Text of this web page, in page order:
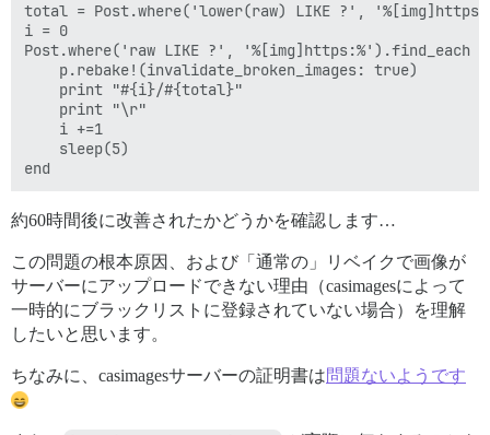
total = Post.where('lower(raw) LIKE ?',
i = 0
Post.where('raw LIKE ?', '%[img]https:%').find_each
    p.rebake!(invalidate_broken_images: true)
    print "#{i}/#{total}"
    print "\r"
    i +=1
    sleep(5)
約60時間後に改善されたかどうかを確認します…
この問題の根本原因、および「通常の」リベイクで画像が
サーバーにアップロードできない理由（casimagesによって
一時的にブラックリストに登録されていない場合）を理解
したいと思います。
ちなみに、casimagesサーバーの証明書は問題ないようです